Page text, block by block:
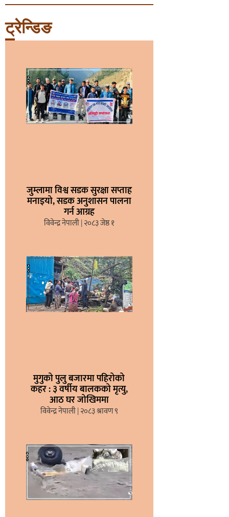
ट्रेन्डिङ
जुम्लामा विश्व सडक सुरक्षा सप्ताह
मनाइयो, सडक अनुशासन पालना
गर्न आग्रह
विवेन्द्र नेपाली २०८३ जेष्ठ १
मुगुको पुलु बजारमा पहिरोको
कहर : ३ वर्षीय बालकको मृत्यु,
आठ घर जोखिममा
विवेन्द्र नेपाली २०८३ श्रावण ९